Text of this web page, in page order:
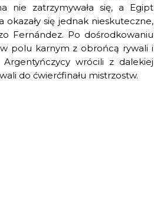
nie zatrzymywała się, a Egipt
się jednak nieskuteczne,
Fernández. Po dośrodkowaniu
polu karnym z obrońcą rywali i
wrócili z dalekiej
do ćwierćfinału mistrzostw.